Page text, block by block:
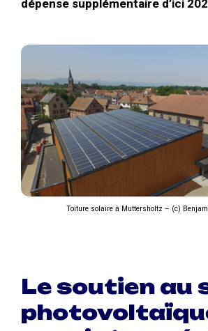
dépense supplémentaire d’ici
Toiture solaire à Muttersholtz – (c)
Le soutien au